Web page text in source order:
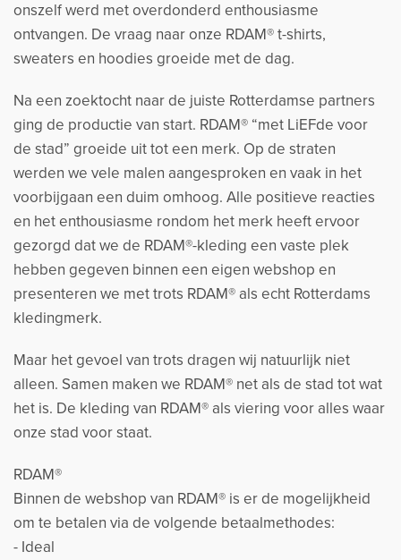
onszelf werd met overdonderd enthousiasme
ontvangen. De vraag naar onze RDAM® t-shirts,
sweaters en hoodies groeide met de dag.
Na een zoektocht naar de juiste Rotterdamse partners
ging de productie van start. RDAM® “met LiEFde voor
de stad” groeide uit tot een merk. Op de straten
werden we vele malen aangesproken en vaak in het
voorbijgaan een duim omhoog. Alle positieve reacties
en het enthousiasme rondom het merk heeft ervoor
gezorgd dat we de RDAM®-kleding een vaste plek
hebben gegeven binnen een eigen webshop en
presenteren we met trots RDAM® als echt Rotterdams
kledingmerk.
Maar het gevoel van trots dragen wij natuurlijk niet
alleen. Samen maken we RDAM® net als de stad tot wat
het is. De kleding van RDAM® als viering voor alles waar
onze stad voor staat.
RDAM®
Binnen de webshop van RDAM® is er de mogelijkheid
om te betalen via de volgende betaalmethodes:
- Ideal